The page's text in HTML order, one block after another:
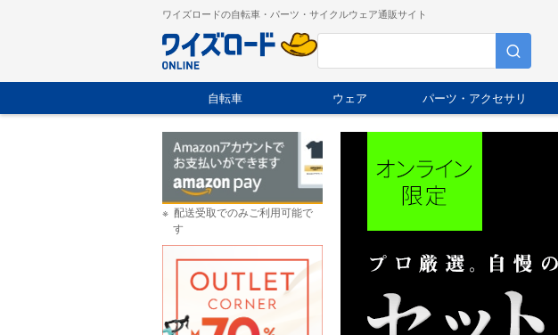
ワイズロードの自転車・パーツ・サイクルウェア通販サイト
自転車 ウェア パーツ・アクセサリ
配送受取でのみご利用可能で
す